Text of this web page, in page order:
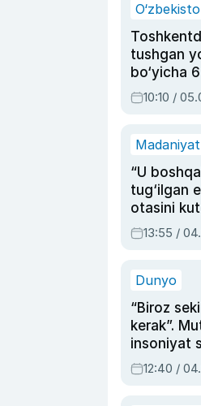
tushgan
bo‘yicha
hukmi
10:10 /
Madaniyat
“U
tug‘ilgan
otasini
dublyaj
13:55 /
Dunyo
“Biroz
kerak”.
insoniyat
intellektni
olmay
12:40 /